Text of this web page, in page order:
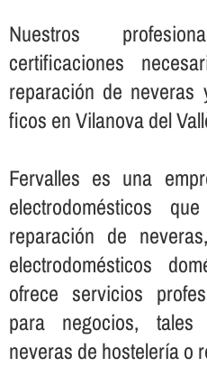
Nuestros
certificaciones
reparación de
ficos en Vilanova del
Fervalles es una
electrodomésticos
reparación de
electrodomésticos
ofrece servicios
para negocios,
neveras de hostelerí­a o